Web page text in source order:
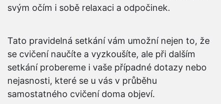
svým očím i sobě relaxaci a odpočinek.
Tato pravidelná setkání vám umožní nejen to, že
se cvičení naučíte a vyzkoušíte, ale při dalším
setkání probereme i vaše případné dotazy nebo
nejasnosti, které se u vás v průběhu
samostatného cvičení doma objeví.